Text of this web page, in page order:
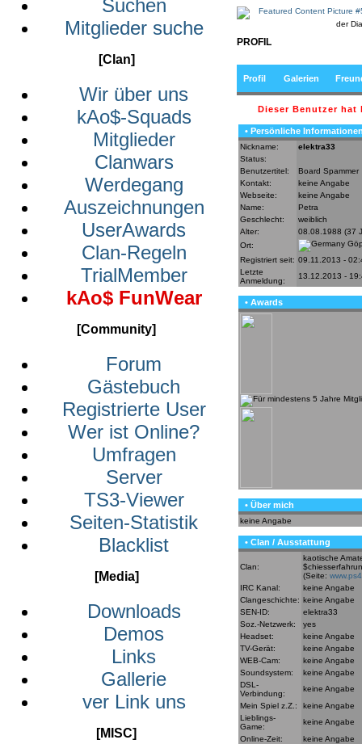
Suchen
Mitglieder suche
[Clan]
Wir über uns
kAo$-Squads
Mitglieder
Clanwars
Werdegang
Auszeichnungen
UserAwards
Clan-Regeln
TrialMember
kAo$ FunWear
[Community]
Forum
Gästebuch
Registrierte User
Wer ist Online?
Umfragen
Server
TS3-Viewer
Seiten-Statistik
Blacklist
[Media]
Downloads
Demos
Links
Gallerie
ver Link uns
[MISC]
der
PROFIL
Profil Galerien
Dieser Benutzer hat
• Persönliche
Nickname:
elektra33
Status:
Benutzertitel:
Board Spammer
Kontakt:
keine Angabe
Webseite:
keine Angabe
Name:
Petra
Geschlecht:
weiblich
Alter:
08.08.1988 (37
Ort:
Registriert seit: 09.11.2013 -
Letzte
Anmeldung:
13.12.2013 -
• Awards
• Über mich
keine Angabe
• Clan / Ausstattung
Clan:
kaotische
(Seite:
IRC Kanal:
keine Angabe
Clangeschichte: keine Angabe
SEN-ID:
elektra33
Soz.-Netzwerk:
yes
Headset:
keine Angabe
TV-Gerät:
keine Angabe
WEB-Cam:
keine Angabe
Soundsystem:
keine Angabe
DSL-
Verbindung:
keine Angabe
Mein Spiel z.Z.:
keine Angabe
Lieblings-
Game:
keine Angabe
Online-Zeit:
keine Angabe